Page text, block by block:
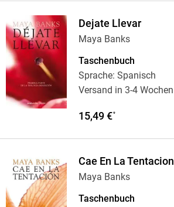
Dejate Llevar
Maya Banks
Taschenbuch
Sprache: Spanisch
Versand in 3-4 Wochen
15,49 €*
Cae En La Tentacion
Maya Banks
Taschenbuch